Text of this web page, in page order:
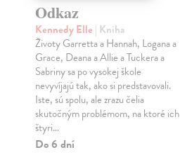
Odkaz
Kennedy Elle | Kniha
Životy Garretta a Hannah, Logana a
Grace, Deana a Allie a Tuckera a
Sabriny sa po vysokej škole
nevyvíjajú tak, ako si predstavovali.
Iste, sú spolu, ale zrazu čelia
skutočným problémom, na ktoré ich
štyri…
Do 6 dní